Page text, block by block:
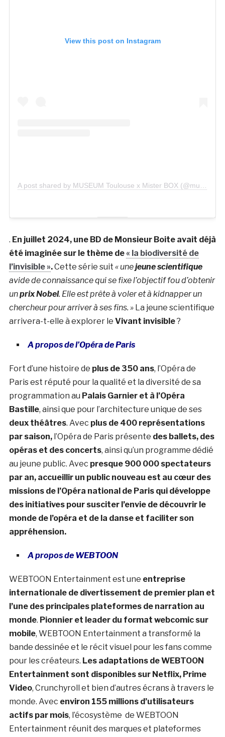
View this post on Instagram
. En juillet 2024, une BD de Monsieur Boite avait déjà
été imaginée sur le thème de« la biodiversité de
l’invisible ».Cette série suit « unejeune scientifique
avide de connaissance qui se fixe l’objectif fou d’obtenir
unprix Nobel. Elle est prête à voler et à kidnapper un
chercheur pour arriver à ses fins. »La jeune scientifique
arrivera-t-elle à explorer le Vivant invisible?
A propos de l’Opéra de Paris
Fort d’une histoire de plus de 350 ans, l’Opéra de
Paris est réputé pour la qualité et la diversité de sa
programmation au Palais Garnier et à l’Opéra
Bastille, ainsi que pour l’architecture unique de ses
deux théâtres. Avec plus de 400 représentations
par saison,l’Opéra de Paris présente des ballets, des
opéras et des concerts, ainsi qu’un programme dédié
au jeune public. Avec presque 900 000 spectateurs
par an, accueillir un public nouveau est au cœur des
missions de l’Opéra national de Paris qui développe
des initiatives pour susciter l’envie de découvrir le
monde de l’opéra et de la danse et faciliter son
appréhension.
A propos de WEBTOON
WEBTOON Entertainment est une entreprise
internationale de divertissement de premier plan et
l’une des principales plateformes de narration au
monde. Pionnier et leader du format webcomic sur
mobile, WEBTOON Entertainment a transformé la
bande dessinée et le récit visuel pour les fans comme
pour les créateurs. Les adaptations de WEBTOON
Entertainment sont disponibles sur Netflix, Prime
Video, Crunchyroll et bien d’autres écrans à travers le
monde. Avec environ 155 millions d’utilisateurs
actifs par mois, l’écosystème de WEBTOON
Entertainment réunit des marques et plateformes